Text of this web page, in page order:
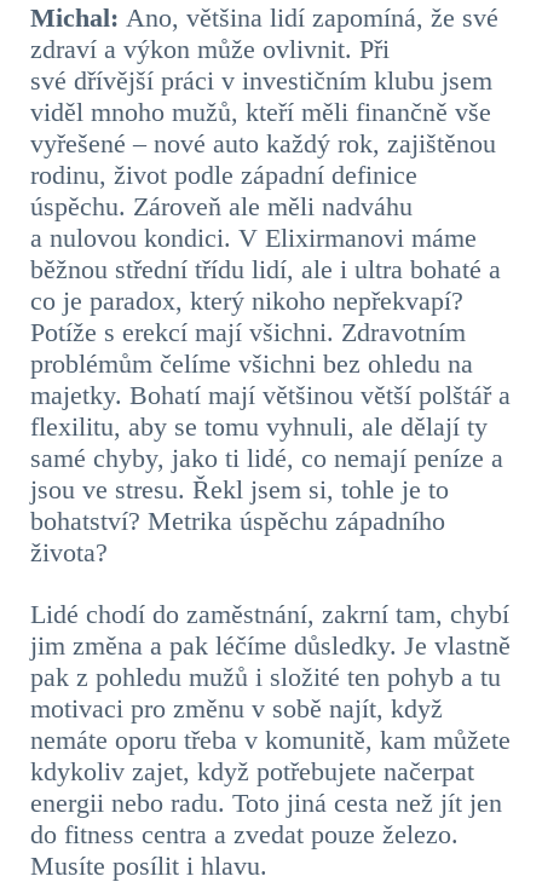
Michal: Ano, většina lidí zapomíná, že své
zdraví a výkon může ovlivnit. Při
své dřívější práci v investičním klubu jsem
viděl mnoho mužů, kteří měli finančně vše
vyřešené – nové auto každý rok, zajištěnou
rodinu, život podle západní definice
úspěchu. Zároveň ale měli nadváhu
a nulovou kondici. V Elixirmanovi máme
běžnou střední třídu lidí, ale i ultra bohaté a
co je paradox, který nikoho nepřekvapí?
Potíže s erekcí mají všichni. Zdravotním
problémům čelíme všichni bez ohledu na
majetky. Bohatí mají většinou větší polštář a
flexilitu, aby se tomu vyhnuli, ale dělají ty
samé chyby, jako ti lidé, co nemají peníze a
jsou ve stresu. Řekl jsem si, tohle je to
bohatství? Metrika úspěchu západního
života?
Lidé chodí do zaměstnání, zakrní tam, chybí
jim změna a pak léčíme důsledky. Je vlastně
pak z pohledu mužů i složité ten pohyb a tu
motivaci pro změnu v sobě najít, když
nemáte oporu třeba v komunitě, kam můžete
kdykoliv zajet, když potřebujete načerpat
energii nebo radu. Toto jiná cesta než jít jen
do fitness centra a zvedat pouze železo.
Musíte posílit i hlavu.